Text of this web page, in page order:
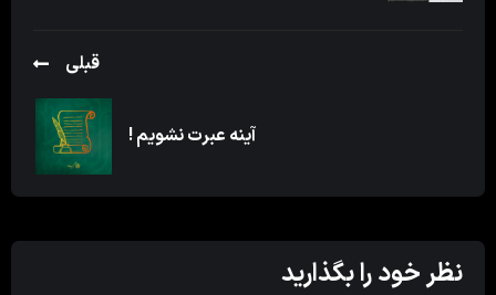
قبلی
آینه عبرت نشویم !
نظر خود را بگذارید